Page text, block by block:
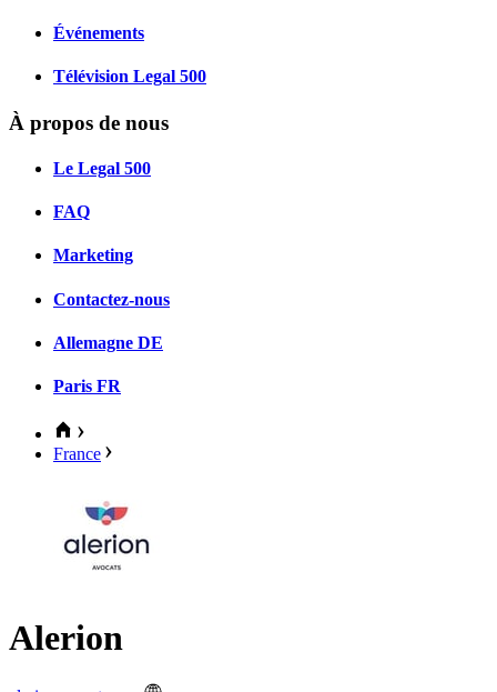
Événements
Télévision Legal 500
À propos de nous
Le Legal 500
FAQ
Marketing
Contactez-nous
Allemagne DE
Paris FR
France
Alerion